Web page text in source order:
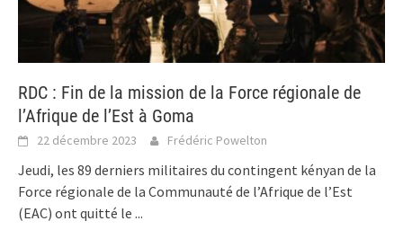
RDC : Fin de la mission de la Force régionale de
l’Afrique de l’Est à Goma
22 décembre 2023 Frédéric Powelton
Jeudi, les 89 derniers militaires du contingent kényan de la
Force régionale de la Communauté de l’Afrique de l’Est
(EAC) ont quitté le ...